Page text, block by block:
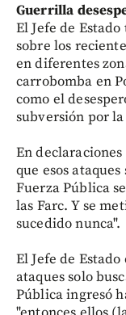
Guerrilla
El Jefe de
sobre los
en diferentes
carrobomba en
como el
subversión por
En
que esos
Fuerza Pública
las Farc. Y se
sucedido nunca".
El Jefe de
ataques solo
Pública ingresó